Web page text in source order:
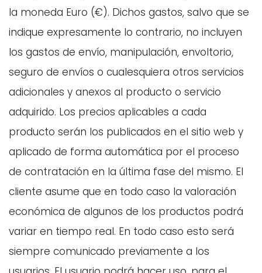
la moneda Euro (€). Dichos gastos, salvo que se
indique expresamente lo contrario, no incluyen
los gastos de envío, manipulación, envoltorio,
seguro de envíos o cualesquiera otros servicios
adicionales y anexos al producto o servicio
adquirido. Los precios aplicables a cada
producto serán los publicados en el sitio web y
aplicado de forma automática por el proceso
de contratación en la última fase del mismo. El
cliente asume que en todo caso la valoración
económica de algunos de los productos podrá
variar en tiempo real. En todo caso esto será
siempre comunicado previamente a los